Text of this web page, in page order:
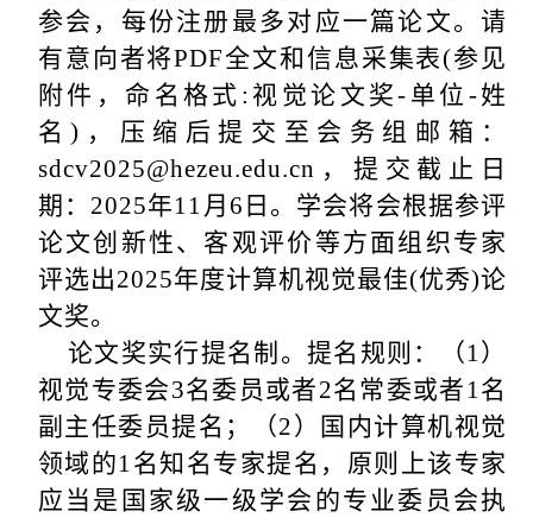
参会，每份注册最多对应一篇论文。请
有意向者将PDF全文和信息采集表(参见
附件，命名格式 : 视觉论文奖- 单位 -姓
名) ，压缩后提交至会务组邮箱：
sdcv2025@hezeu.edu.cn ，提交截止日
期： 2025年11 月 6 日。学会将会根据参评
论文创新性、客观评价等方面组织专家
评选出2025年度计算机视觉最佳(优秀)论
文奖。
论文奖实行提名制。提名规则：（ 1）
视觉专委会3名委员或者2名常委或者 1名
副主任委员提名；（2 ）国内计算机视觉
领域的1名知名专家提名，原则上该专家
应当是国家级一级学会的专业委员会执